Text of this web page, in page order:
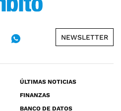
NEWSLETTER
ÚLTIMAS NOTICIAS
FINANZAS
BANCO DE DATOS